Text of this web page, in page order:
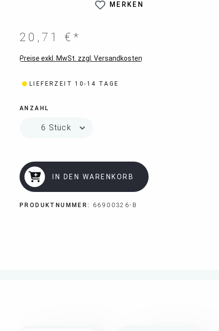
MERKEN
20,71 €*
Preise exkl. MwSt. zzgl. Versandkosten
LIEFERZEIT 10-14 TAGE
ANZAHL
IN DEN WARENKORB
PRODUKTNUMMER: 66900326-B